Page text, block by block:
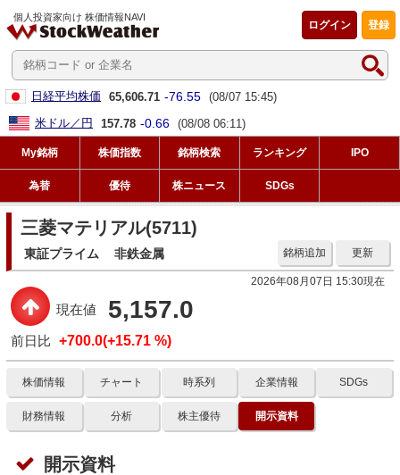
個人投資家向け 株価情報NAVI
登録
ログイン
日経平均株価 65,606.71 -76.55 (08/07 15:45)
米ドル／円
157.78 -0.66 (08/08 06:11)
My銘柄 株価指数 銘柄検索 ランキング IPO
為替 優待 株ニュース SDGs
三菱マテリアル(5711)
東証プライム 非鉄金属 更新
銘柄追加
2026年08月07日 15:30現在
現在値 5,157.0
前日比 +700.0(+15.71 %)
株価情報 チャート 時系列 企業情報 SDGs
財務情報 分析 株主優待 開示資料
開示資料